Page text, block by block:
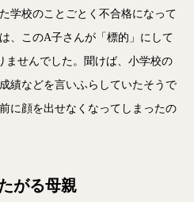
学校のことごとく不合格になって
、このA子さんが「標的」にして
ませんでした。聞けば、小学校の
績などを言いふらしていたそうで
に顔を出せなくなってしまったの
がる母親